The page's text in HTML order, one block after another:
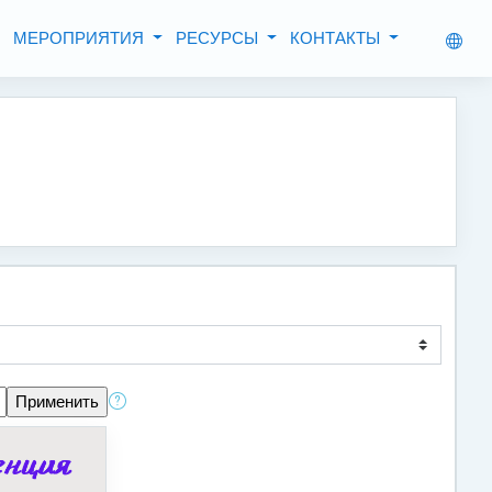
МЕРОПРИЯТИЯ РЕСУРСЫ КОНТАКТЫ